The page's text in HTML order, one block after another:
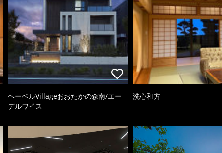
ヘーベルVillageおおたかの森南/エー
デルワイス
洗心和方